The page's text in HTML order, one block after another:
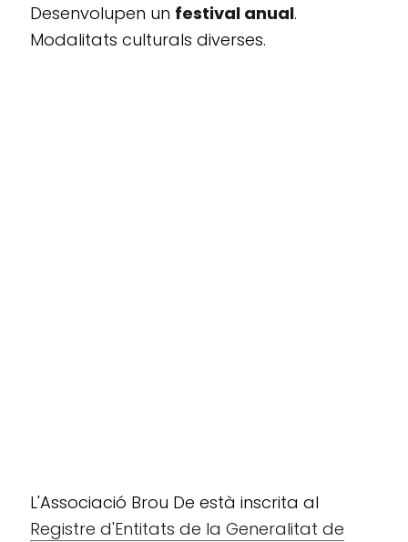
Desenvolupen un festival anual.
Modalitats culturals diverses.
L'Associació Brou De està inscrita al
Registre d'Entitats de la Generalitat de